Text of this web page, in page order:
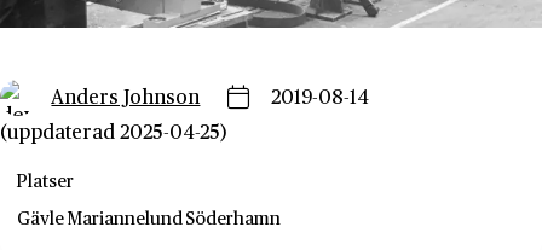
Anders Johnson
2019-08-14
(uppdaterad 2025-04-25)
Platser
Gävle Mariannelund Söderhamn